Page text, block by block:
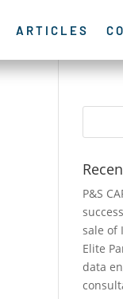
ARTICLES
P&S
sale of
Elite
data